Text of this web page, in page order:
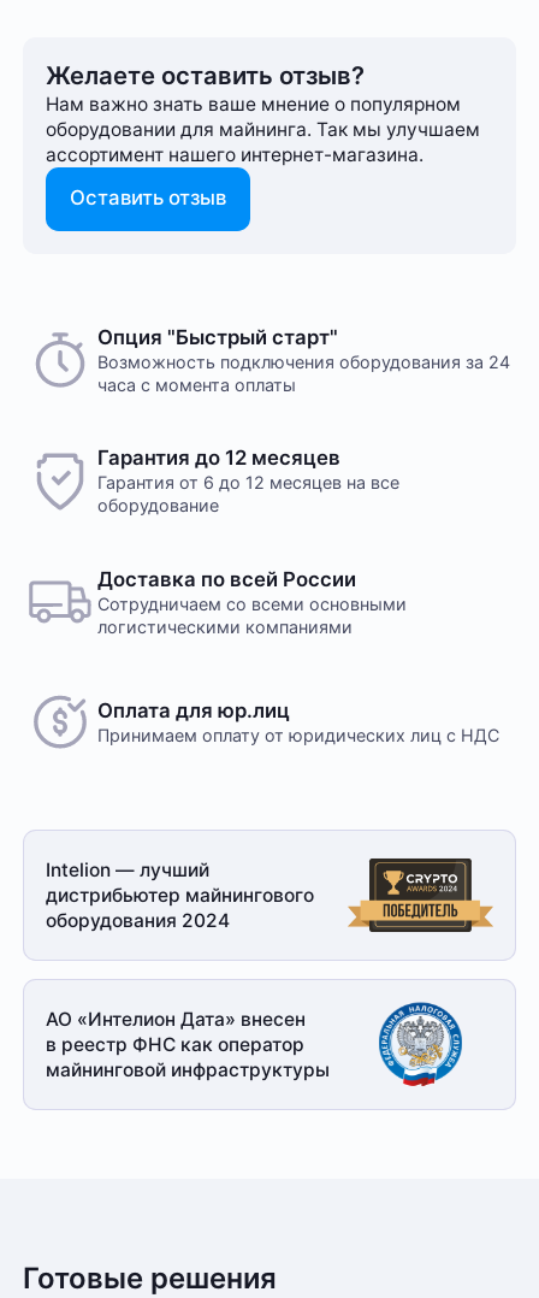
Желаете оставить отзыв?
Нам важно знать ваше мнение о популярном
оборудовании для майнинга. Так мы улучшаем
ассортимент нашего интернет-⁠магазина.
Оставить отзыв
Опция "Быстрый старт"
Возможность подключения оборудования за 24
часа с момента оплаты
Гарантия до 12 месяцев
Гарантия от 6 до 12 месяцев на все
оборудование
Доставка по всей России
Сотрудничаем со всеми основными
логистическими компаниями
Оплата для юр.лиц
Принимаем оплату от юридических лиц с НДС
Intelion — лучший
дистрибьютер майнингового
оборудования 2024
АО «Интелион Дата» внесен
в реестр ФНС как оператор
майнинговой инфраструктуры
Готовые решения